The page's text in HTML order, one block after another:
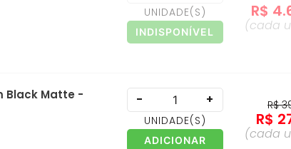
UNIDADE(S)
INDISPONÍVEL
R$ 4.
(cada
Black Matte -
- +
UNIDADE(S)
ADICIONAR
R$
R$
(cada